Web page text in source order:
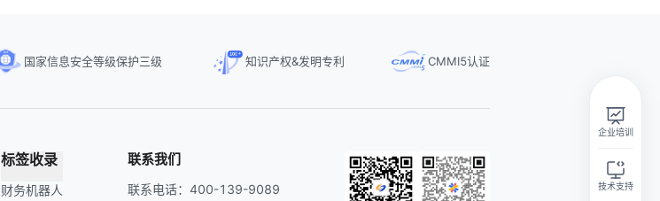
国家信息安全等级保护三级 知识产权&发明专利 CMMI5认证
标签收录
财务机器人
联系我们
联系电话：400-139-9089
企业培训
技术支持
实在智能Agent学习群